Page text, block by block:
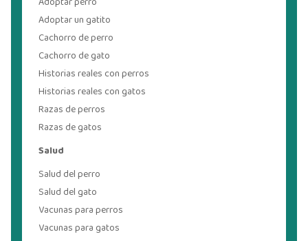
Adoptar un gatito
Cachorro de perro
Cachorro de gato
Historias reales con perros
Historias reales con gatos
Razas de perros
Razas de gatos
Salud
Salud del perro
Salud del gato
Vacunas para perros
Vacunas para gatos